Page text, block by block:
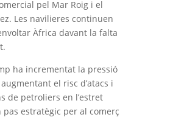
pel Mar Roig i el
Les navilieres continuen
Àfrica davant la falta
ha incrementat la pressió
el risc d’atacs i
de petroliers en l’estret
pas estratègic per al comerç